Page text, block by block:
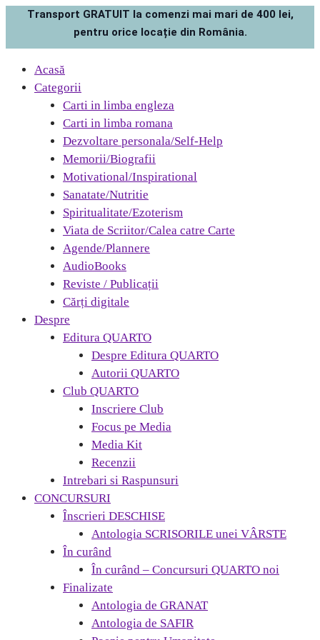
Transport GRATUIT la comenzi mai mari de 400 lei,
pentru orice locație din România.
Acasă
Categorii
Carti in limba engleza
Carti in limba romana
Dezvoltare personala/Self-Help
Memorii/Biografii
Motivational/Inspirational
Sanatate/Nutritie
Spiritualitate/Ezoterism
Viata de Scriitor/Calea catre Carte
Agende/Plannere
AudioBooks
Reviste / Publicații
Cărți digitale
Despre
Editura QUARTO
Despre Editura QUARTO
Autorii QUARTO
Club QUARTO
Inscriere Club
Focus pe Media
Media Kit
Recenzii
Intrebari si Raspunsuri
CONCURSURI
Înscrieri DESCHISE
Antologia SCRISORILE unei VÂRSTE
În curând
În curând – Concursuri QUARTO noi
Finalizate
Antologia de GRANAT
Antologia de SAFIR